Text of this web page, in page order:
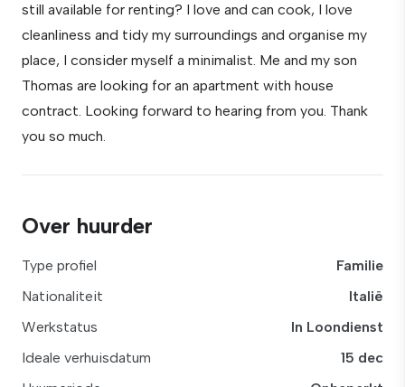
still available for renting? I love and can cook, I love
cleanliness and tidy my surroundings and organise my
place, I consider myself a minimalist. Me and my son
Thomas are looking for an apartment with house
contract. Looking forward to hearing from you. Thank
you so much.
Over huurder
Type profiel
Familie
Nationaliteit
Italië
Werkstatus
In Loondienst
Ideale verhuisdatum
15 dec